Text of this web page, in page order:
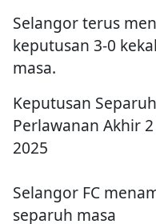
Selangor terus
keputusan 3-0
masa.
Keputusan
Perlawanan Akhir
2025
Selangor FC
separuh masa